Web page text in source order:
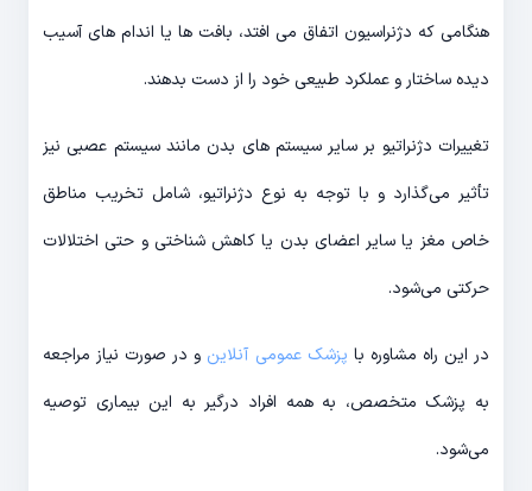
هنگامی که دژنراسیون اتفاق می افتد، بافت ها یا اندام های آسیب
دیده ساختار و عملکرد طبیعی خود را از دست بدهند.
تغییرات دژنراتیو بر سایر سیستم های بدن مانند سیستم عصبی نیز
تأثیر می‌گذارد و با توجه به نوع دژنراتیو، شامل تخریب مناطق
خاص مغز یا سایر اعضای بدن یا کاهش شناختی و حتی اختلالات
حرکتی می‌شود.
در این راه مشاوره با پزشک عمومی آنلاین و در صورت نیاز مراجعه
به پزشک متخصص، به همه افراد درگیر به این بیماری توصیه
می‌شود.